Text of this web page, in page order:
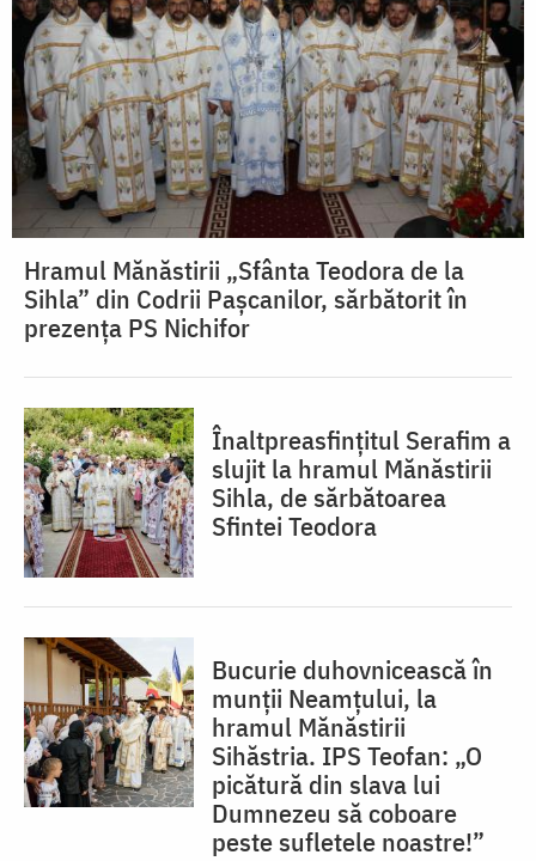
Hramul Mănăstirii „Sfânta Teodora de la
Sihla” din Codrii Pașcanilor, sărbătorit în
prezența PS Nichifor
Înaltpreasfințitul Serafim a
slujit la hramul Mănăstirii
Sihla, de sărbătoarea
Sfintei Teodora
Bucurie duhovnicească în
munții Neamțului, la
hramul Mănăstirii
Sihăstria. IPS Teofan: „O
picătură din slava lui
Dumnezeu să coboare
peste sufletele noastre!”